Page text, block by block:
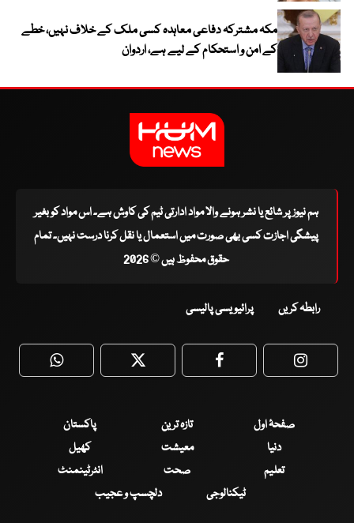
مکہ مشترکہ دفاعی معاہدہ کسی ملک کے خلاف نہیں، خطے
کے امن و استحکام کے لیے ہے، اردوان
ہم نیوز پر شائع یا نشر ہونے والا مواد ادارتی ٹیم کی کاوش ہے۔ اس مواد کو بغیر
پیشگی اجازت کسی بھی صورت میں استعمال یا نقل کرنا درست نہیں۔ تمام
حقوق محفوظ ہیں © 2026
رابطہ کریں پرائیویسی پالیسی
WhatsApp Twitter Facebook
صفحۂ اول تازہ ترین
پاکستان
دنیا
معیشت
کھیل
تعلیم
صحت
انٹرٹینمنٹ
ٹیکنالوجی
دلچسپ و عجیب